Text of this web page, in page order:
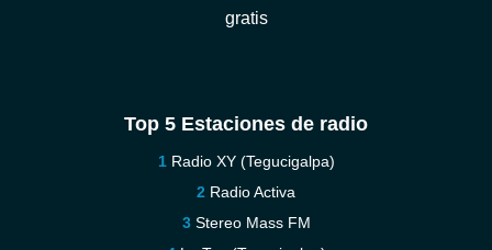
gratis
Top 5 Estaciones de radio
Radio XY (Tegucigalpa)
Radio Activa
Stereo Mass FM